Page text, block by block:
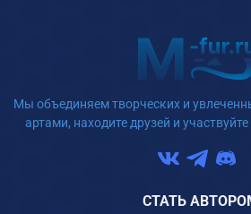
Мы объединяем творческих и
артами, находите друзей и
СТАТЬ